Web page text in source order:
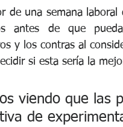
de una semana
antes de que
y los contras al
si esta sería la
viendo que las
de